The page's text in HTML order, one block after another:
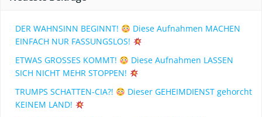
DER WAHNSINN BEGINNT!
Diese Aufnahmen MACHEN
EINFACH NUR FASSUNGSLOS!
ETWAS GROSSES KOMMT!
Diese Aufnahmen LASSEN
SICH NICHT MEHR STOPPEN!
TRUMPS SCHATTEN-CIA?!
Dieser GEHEIMDIENST gehorcht
KEINEM LAND!